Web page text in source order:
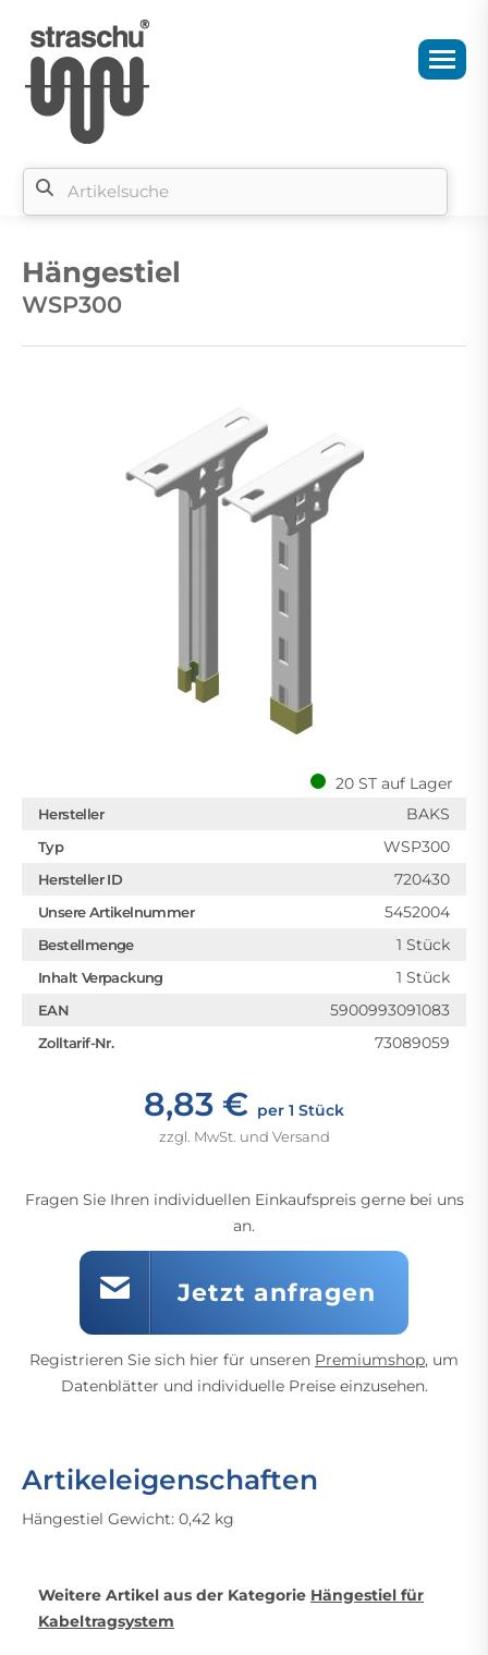
Hängestiel
WSP300
20 ST auf Lager
Hersteller BAKS
Typ WSP300
Hersteller ID 720430
Unsere Artikelnummer 5452004
Bestellmenge 1 Stück
Inhalt Verpackung 1 Stück
EAN 5900993091083
Zolltarif-Nr. 73089059
8,83 € per 1 Stück
zzgl. MwSt. und Versand
Fragen Sie Ihren individuellen Einkaufspreis gerne bei uns
an.
Jetzt anfragen
Registrieren Sie sich hier für unseren Premiumshop, um
Datenblätter und individuelle Preise einzusehen.
Artikeleigenschaften
Hängestiel Gewicht: 0,42 kg
Weitere Artikel aus der Kategorie Hängestiel für
Kabeltragsystem